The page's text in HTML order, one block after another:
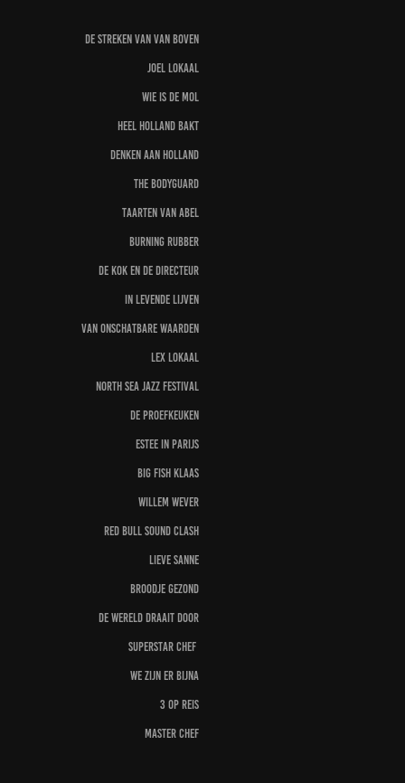
de streken van van Boven
Joel Lokaal
Wie is de MOL
Heel Holland bakt
Denken aan Holland
The Bodyguard
Taarten van Abel
Burning rubber
de kok en de directeur
in levende lijven
Van onschatbare waarden
Lex Lokaal
North sea jazz festival
De proefkeuken
Estee in Parijs
Big fish Klaas
Willem Wever
Red Bull Sound Clash
Lieve Sanne
Broodje gezond
De wereld draait door
Superstar Chef
We zijn er bijna
3 op reis
Master Chef